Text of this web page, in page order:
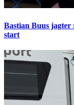
Bastian Buus
start